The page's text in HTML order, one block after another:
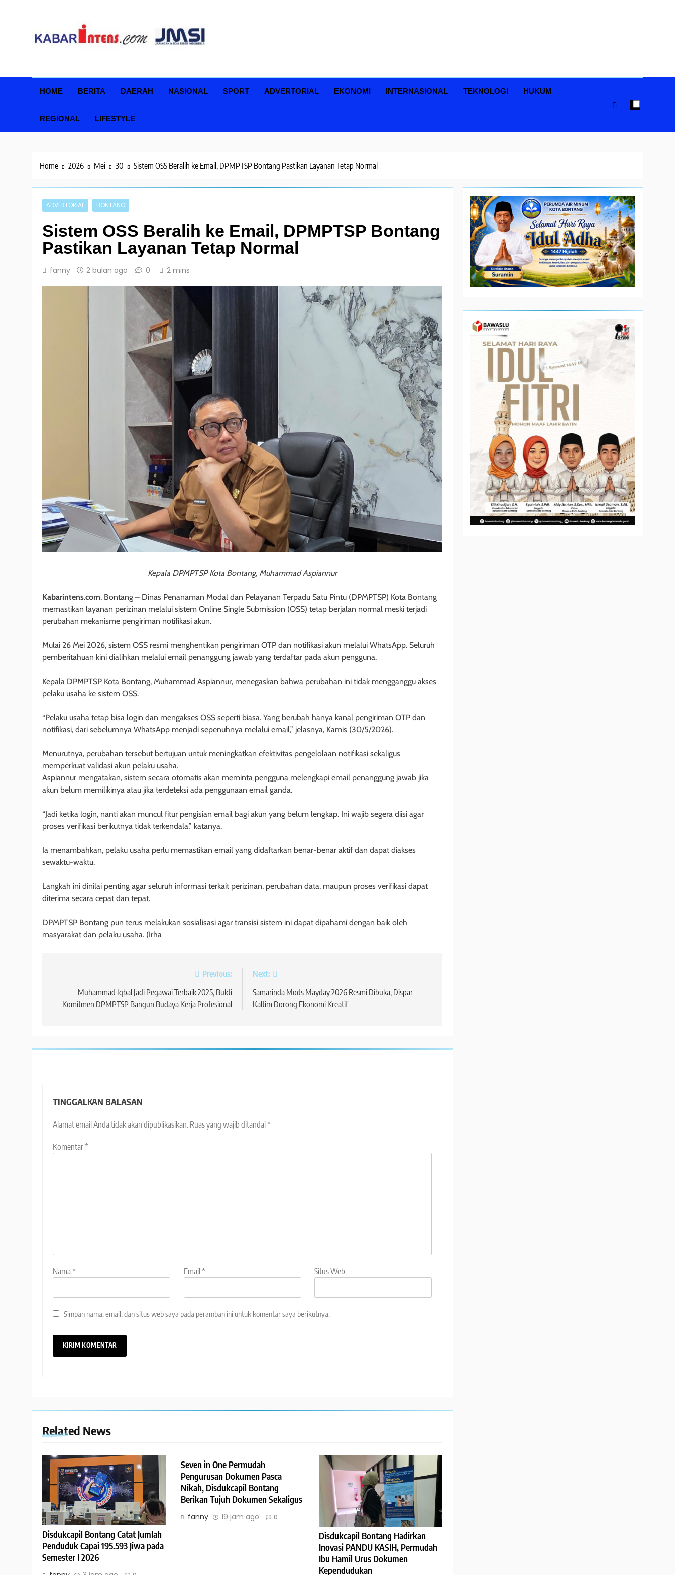
HOME BERITA DAERAH NASIONAL SPORT ADVERTORIAL EKONOMI INTERNASIONAL TEKNOLOGI HUKUM
REGIONAL LIFESTYLE
Home 2026 Mei 30 Sistem OSS Beralih ke Email, DPMPTSP Bontang Pastikan Layanan Tetap Normal
ADVERTORIAL BONTANG
Sistem OSS Beralih ke Email, DPMPTSP Bontang
Pastikan Layanan Tetap Normal
fanny 2 bulan ago 0 2 mins
Kepala DPMPTSP Kota Bontang, Muhammad Aspiannur
Kabarintens.com, Bontang – Dinas Penanaman Modal dan Pelayanan Terpadu Satu Pintu (DPMPTSP) Kota Bontang
memastikan layanan perizinan melalui sistem Online Single Submission (OSS) tetap berjalan normal meski terjadi
perubahan mekanisme pengiriman notifikasi akun.
Mulai 26 Mei 2026, sistem OSS resmi menghentikan pengiriman OTP dan notifikasi akun melalui WhatsApp. Seluruh
pemberitahuan kini dialihkan melalui email penanggung jawab yang terdaftar pada akun pengguna.
Kepala DPMPTSP Kota Bontang, Muhammad Aspiannur, menegaskan bahwa perubahan ini tidak mengganggu akses
pelaku usaha ke sistem OSS.
“Pelaku usaha tetap bisa login dan mengakses OSS seperti biasa. Yang berubah hanya kanal pengiriman OTP dan
notifikasi, dari sebelumnya WhatsApp menjadi sepenuhnya melalui email,” jelasnya, Kamis (30/5/2026).
Menurutnya, perubahan tersebut bertujuan untuk meningkatkan efektivitas pengelolaan notifikasi sekaligus
memperkuat validasi akun pelaku usaha.
Aspiannur mengatakan, sistem secara otomatis akan meminta pengguna melengkapi email penanggung jawab jika
akun belum memilikinya atau jika terdeteksi ada penggunaan email ganda.
“Jadi ketika login, nanti akan muncul fitur pengisian email bagi akun yang belum lengkap. Ini wajib segera diisi agar
proses verifikasi berikutnya tidak terkendala,” katanya.
Ia menambahkan, pelaku usaha perlu memastikan email yang didaftarkan benar-benar aktif dan dapat diakses
sewaktu-waktu.
Langkah ini dinilai penting agar seluruh informasi terkait perizinan, perubahan data, maupun proses verifikasi dapat
diterima secara cepat dan tepat.
DPMPTSP Bontang pun terus melakukan sosialisasi agar transisi sistem ini dapat dipahami dengan baik oleh
masyarakat dan pelaku usaha. (Irha
Previous:
Muhammad Iqbal Jadi Pegawai Terbaik 2025, Bukti
Komitmen DPMPTSP Bangun Budaya Kerja Profesional
Next:
Samarinda Mods Mayday 2026 Resmi Dibuka, Dispar
Kaltim Dorong Ekonomi Kreatif
TINGGALKAN BALASAN
Alamat email Anda tidak akan dipublikasikan. Ruas yang wajib ditandai*
Komentar*
Nama* Email * Situs Web
Simpan nama, email, dan situs web saya pada peramban ini untuk komentar saya berikutnya.
Related News
Disdukcapil Bontang Catat Jumlah
Penduduk Capai 195.593 Jiwa pada
Semester I 2026
Seven in One Permudah
Pengurusan Dokumen Pasca
Nikah, Disdukcapil Bontang
Berikan Tujuh Dokumen Sekaligus
fanny 19 jam ago 0
Disdukcapil Bontang Hadirkan
Inovasi PANDU KASIH, Permudah
Ibu Hamil Urus Dokumen
Kependudukan